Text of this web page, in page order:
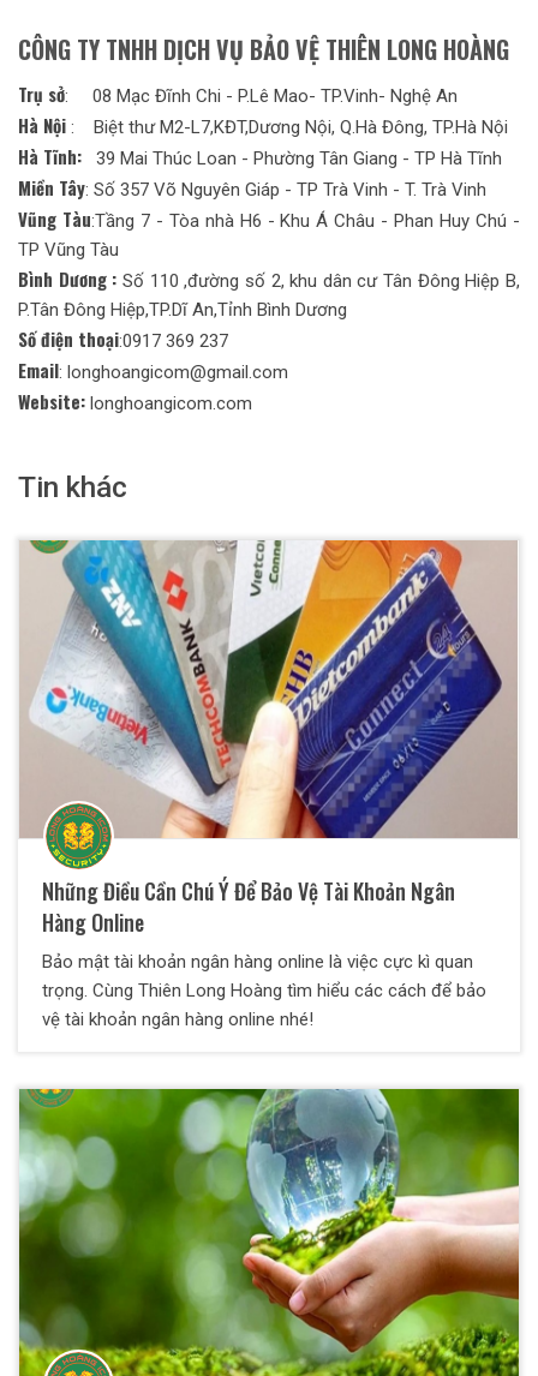
CÔNG TY TNHH DỊCH VỤ BẢO VỆ THIÊN LONG HOÀNG
Trụ sở: 08 Mạc Đĩnh Chi - P.Lê Mao- TP.Vinh- Nghệ An
Hà Nội : Biệt thư M2-L7,KĐT,Dương Nội, Q.Hà Đông, TP.Hà Nội
Hà Tĩnh: 39 Mai Thúc Loan - Phường Tân Giang - TP Hà Tĩnh
Miền Tây: Số 357 Võ Nguyên Giáp - TP Trà Vinh - T. Trà Vinh
Vũng Tàu:Tầng 7 - Tòa nhà H6 - Khu Á Châu - Phan Huy Chú -
TP Vũng Tàu
Bình Dương : Số 110 ,đường số 2, khu dân cư Tân Đông Hiệp B,
P.Tân Đông Hiệp,TP.Dĩ An,Tỉnh Bình Dương
Số điện thoại:0917 369 237
Email: longhoangicom@gmail.com
Website: longhoangicom.com
Tin khác
Những Điều Cần Chú Ý Để Bảo Vệ Tài Khoản Ngân
Hàng Online
Bảo mật tài khoản ngân hàng online là việc cực kì quan
trọng. Cùng Thiên Long Hoàng tìm hiểu các cách để bảo
vệ tài khoản ngân hàng online nhé!